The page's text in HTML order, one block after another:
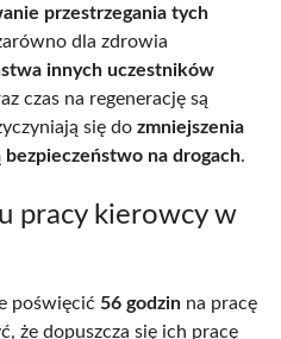
przestrzegania tych
dla zdrowia
innych uczestników
czas na regenerację są
się do zmniejszenia
bezpieczeństwo na drogach.
pracy kierowcy w
poświęcić 56 godzin na pracę
że dopuszcza się ich pracę